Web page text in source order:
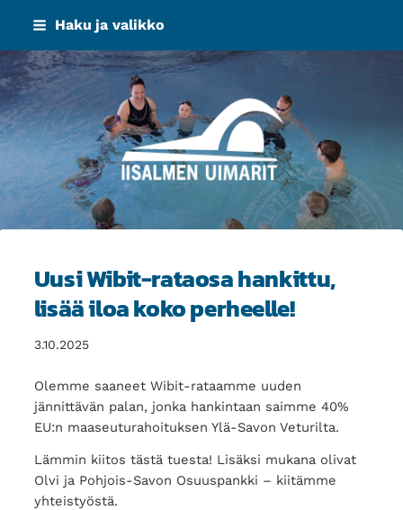
Siirry
sisältöön
Haku ja valikko
Iisalmen Uimarit ry
Uusi Wibit-rataosa hankittu,
lisää iloa koko perheelle!
3.10.2025
Olemme saaneet Wibit-rataamme uuden
jännittävän palan, jonka hankintaan saimme 40%
EU:n maaseuturahoituksen Ylä-Savon Veturilta.
Lämmin kiitos tästä tuesta! Lisäksi mukana olivat
Olvi ja Pohjois-Savon Osuuspankki – kiitämme
yhteistyöstä.